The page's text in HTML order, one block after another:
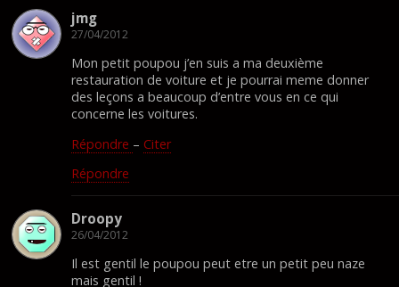
jmg
27/04/2012
Mon petit poupou j’en suis a ma deuxième
restauration de voiture et je pourrai meme donner
des leçons a beaucoup d’entre vous en ce qui
concerne les voitures.
Répondre – Citer
Répondre
Droopy
26/04/2012
Il est gentil le poupou peut etre un petit peu naze
mais gentil !